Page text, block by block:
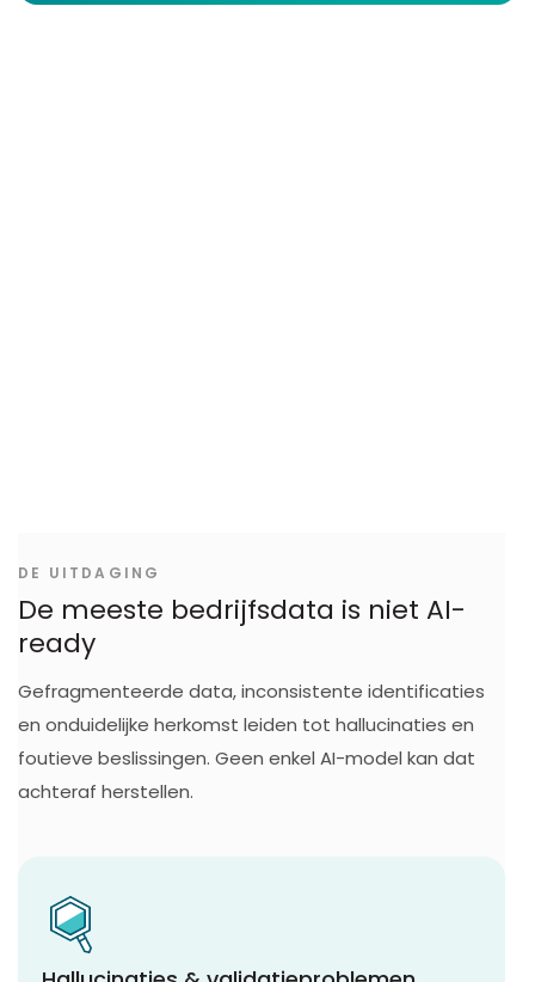
DE UITDAGING
De meeste bedrijfsdata is niet AI-
ready
Gefragmenteerde data, inconsistente identificaties
en onduidelijke herkomst leiden tot hallucinaties en
foutieve beslissingen. Geen enkel AI-model kan dat
achteraf herstellen.